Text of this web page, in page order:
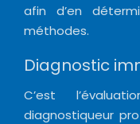
afin d’en
méthodes.
Diagnostic
C’est
diagnostiqueur